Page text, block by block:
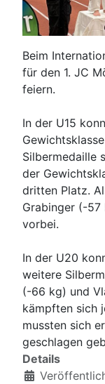
Beim
für den 1. JC
feiern.
In der U15
Silbermedaille
der
dritten Platz.
Grabinger (-
vorbei.
In der U20
weitere
(-66 kg) und
kämpften sich
mussten sich
geschlagen
Details